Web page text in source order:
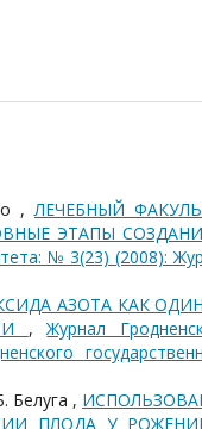
,ЛЕЧЕБНЫЙ
ЭТАПЫ
№ 3(23) (2008):
АЗОТА КАК
,Журнал
Белуга ,
ПЛОДА У